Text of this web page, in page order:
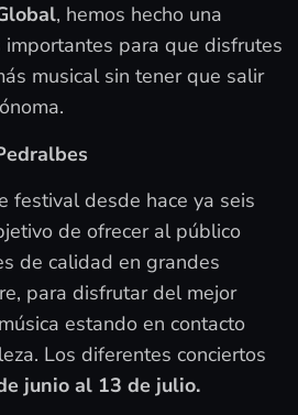
, hemos hecho una
importantes para que disfrutes
musical sin tener que salir
festival desde hace ya seis
de ofrecer al público
de calidad en grandes
para disfrutar del mejor
estando en contacto
Los diferentes conciertos
junio al 13 de julio.